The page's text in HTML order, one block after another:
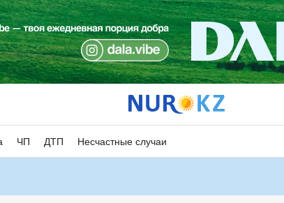
ЧП ДТП Несчастные случаи